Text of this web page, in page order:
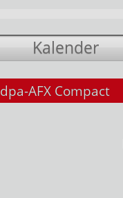
Kalender
dpa-AFX Compact